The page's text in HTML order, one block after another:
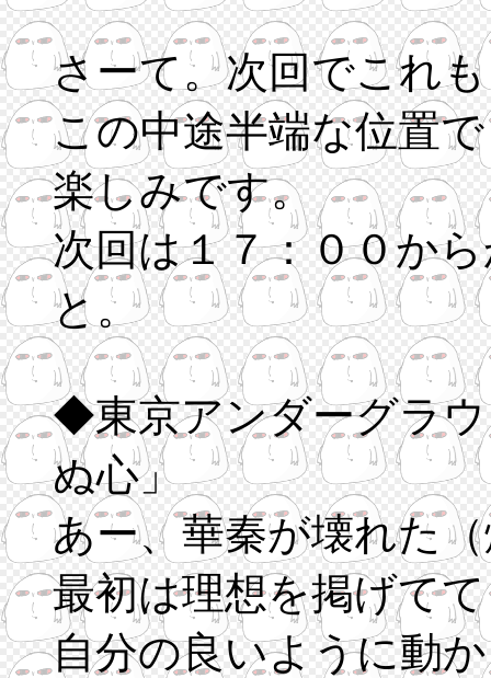
さーて。次回でこれ
この中途半端な位置
楽しみです。
次回は１７：００か
と。
◆東京アンダーグラ
ぬ心」
あー、華秦が壊れた
最初は理想を掲げて
自分の良いように動